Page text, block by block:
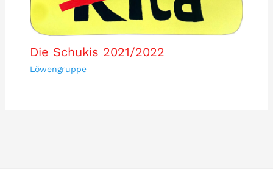
Die Schukis 2021/2022
Löwengruppe